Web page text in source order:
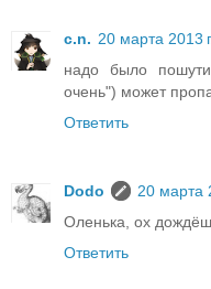
c.n. 20 марта 2013
надо было
очень") может
Ответить
Dodo
20 марта
Оленька, ох
Ответить